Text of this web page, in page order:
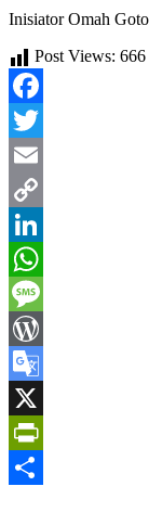
Inisiator Omah
Post Views: 666
Facebook
Twitter
Email
Copy
Link
LinkedIn
WhatsApp
Message
WordPress
Google
Translate
X
PrintFriendly